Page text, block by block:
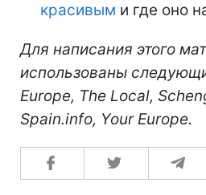
красивым и где оно
Для написания этого
использованы
Europe, The Local,
Spain.info, Your Europe.